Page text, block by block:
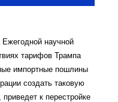
научной
тарифов Трампа
импортные пошлины
создать таковую
к перестройке